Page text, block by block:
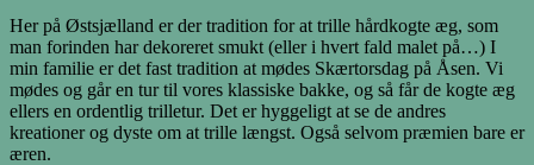
Her på Østsjælland er der tradition for at trille hårdkogte æg, som
man forinden har dekoreret smukt (eller i hvert fald malet på…) I
min familie er det fast tradition at mødes Skærtorsdag på Åsen. Vi
mødes og går en tur til vores klassiske bakke, og så får de kogte æg
ellers en ordentlig trilletur. Det er hyggeligt at se de andres
kreationer og dyste om at trille længst. Også selvom præmien bare er
æren.